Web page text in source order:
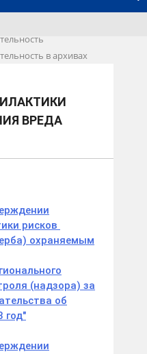
в архивах
ВРЕДА
рисков
охраняемым
(надзора) за
об
год"